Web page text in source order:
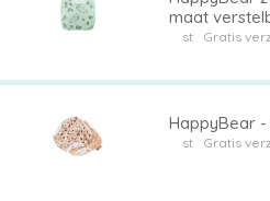
maat
Gratis
HappyBear
Gratis